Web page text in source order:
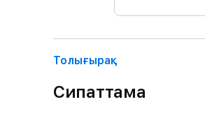
Толығырақ
Сипаттама